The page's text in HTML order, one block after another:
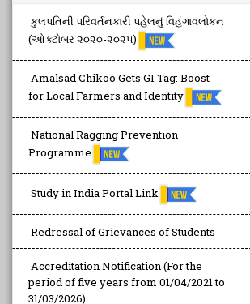
કુલપતિની પરિવર્તનકારી પહેલનું વિહંગાવલોકન
(ઓક્ટોબર ૨૦૨૦-૨૦૨૫)
Amalsad Chikoo Gets GI Tag: Boost
for Local Farmers and Identity
National Ragging Prevention
Programme
Study in India Portal Link
Redressal of Grievances of Students
Accreditation Notification (For the
period of five years from 01/04/2021 to
31/03/2026).